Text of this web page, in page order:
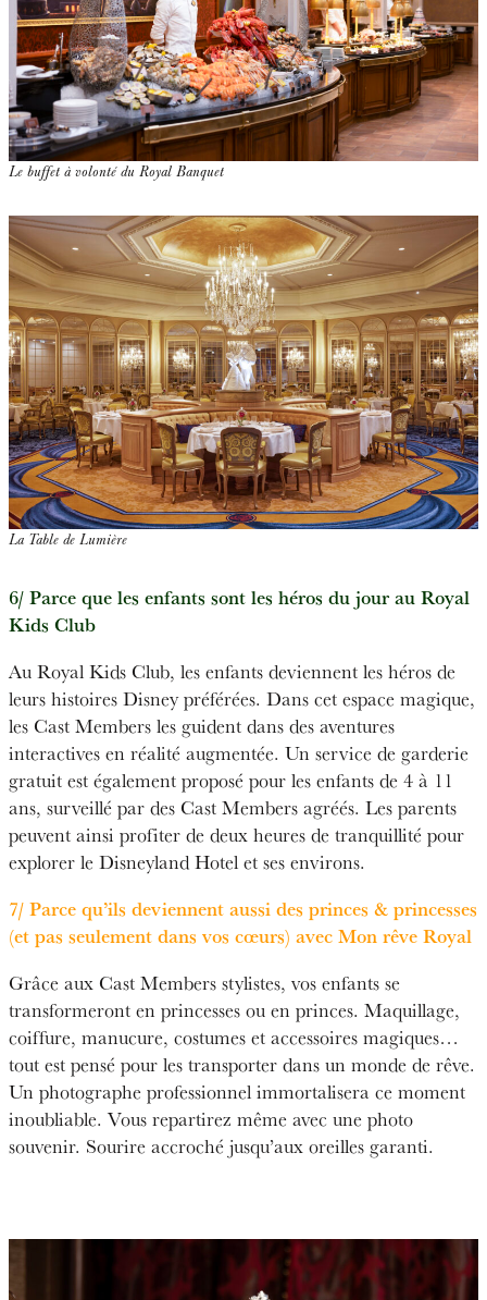
Le buffet à volonté du Royal Banquet
La Table de Lumière
6/ Parce que les enfants sont les héros du jour au Royal
Kids Club
Au Royal Kids Club, les enfants deviennent les héros de
leurs histoires Disney préférées. Dans cet espace magique,
les Cast Members les guident dans des aventures
interactives en réalité augmentée. Un service de garderie
gratuit est également proposé pour les enfants de 4 à 11
ans, surveillé par des Cast Members agréés. Les parents
peuvent ainsi profiter de deux heures de tranquillité pour
explorer le Disneyland Hotel et ses environs.
7/ Parce qu’ils deviennent aussi des princes & princesses
(et pas seulement dans vos cœurs) avec Mon rêve Royal
Grâce aux Cast Members stylistes, vos enfants se
transformeront en princesses ou en princes. Maquillage,
coiffure, manucure, costumes et accessoires magiques…
tout est pensé pour les transporter dans un monde de rêve.
Un photographe professionnel immortalisera ce moment
inoubliable. Vous repartirez même avec une photo
souvenir. Sourire accroché jusqu’aux oreilles garanti.